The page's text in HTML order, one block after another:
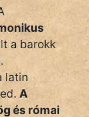
a barokk
latin
A
és római